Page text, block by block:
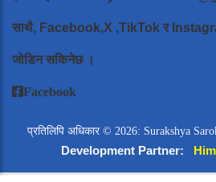
साथै, Facebook,X ,TikTok र
जोडिन सकिनेछ ।
Facebook
प्रतिलिपि अधिकार © 2026: Surakshya
Development Partner: